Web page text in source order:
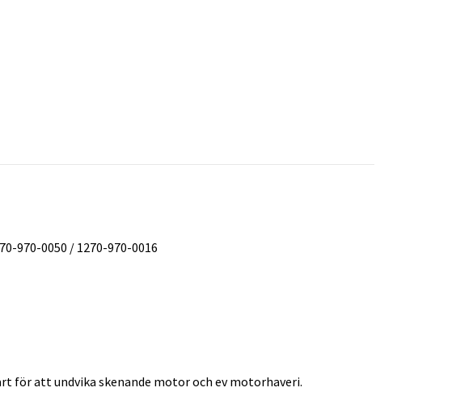
970-0050 / 1270-970-0016
för att undvika skenande motor och ev motorhaveri.